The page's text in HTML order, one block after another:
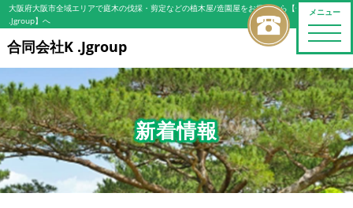
メニュー
toggle
大阪府大阪市全域エリアで庭木の伐採・剪定などの植木屋/造園屋をお探しなら【合同会社K
.Jgroup】へ
合同会社K .Jgroup
新着情報